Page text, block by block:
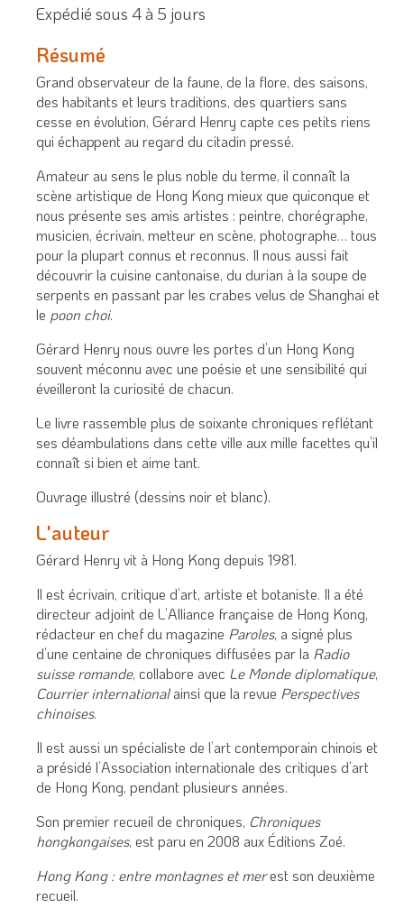
Expédié sous 4 à 5 jours
Résumé
Grand observateur de la faune, de la flore, des saisons,
des habitants et leurs traditions, des quartiers sans
cesse en évolution, Gérard Henry capte ces petits riens
qui échappent au regard du citadin pressé.
Amateur au sens le plus noble du terme, il connaît la
scène artistique de Hong Kong mieux que quiconque et
nous présente ses amis artistes : peintre, chorégraphe,
musicien, écrivain, metteur en scène, photographe… tous
pour la plupart connus et reconnus. Il nous aussi fait
découvrir la cuisine cantonaise, du durian à la soupe de
serpents en passant par les crabes velus de Shanghai et
le poon choi.
Gérard Henry nous ouvre les portes d’un Hong Kong
souvent méconnu avec une poésie et une sensibilité qui
éveilleront la curiosité de chacun.
Le livre rassemble plus de soixante chroniques reflétant
ses déambulations dans cette ville aux mille facettes qu’il
connaît si bien et aime tant.
Ouvrage illustré (dessins noir et blanc).
L'auteur
Gérard Henry vit à Hong Kong depuis 1981.
Il est écrivain, critique d’art, artiste et botaniste. Il a été
directeur adjoint de L’Alliance française de Hong Kong,
rédacteur en chef du magazine Paroles, a signé plus
d’une centaine de chroniques diffusées par la Radio
suisse romande, collabore avec Le Monde diplomatique,
Courrier internationalainsi que la revue Perspectives
chinoises.
Il est aussi un spécialiste de l’art contemporain chinois et
a présidé l’Association internationale des critiques d’art
de Hong Kong, pendant plusieurs années.
Son premier recueil de chroniques, Chroniques
hongkongaises, est paru en 2008 aux Éditions Zoé.
Hong Kong : entre montagnes et merest son deuxième
recueil.